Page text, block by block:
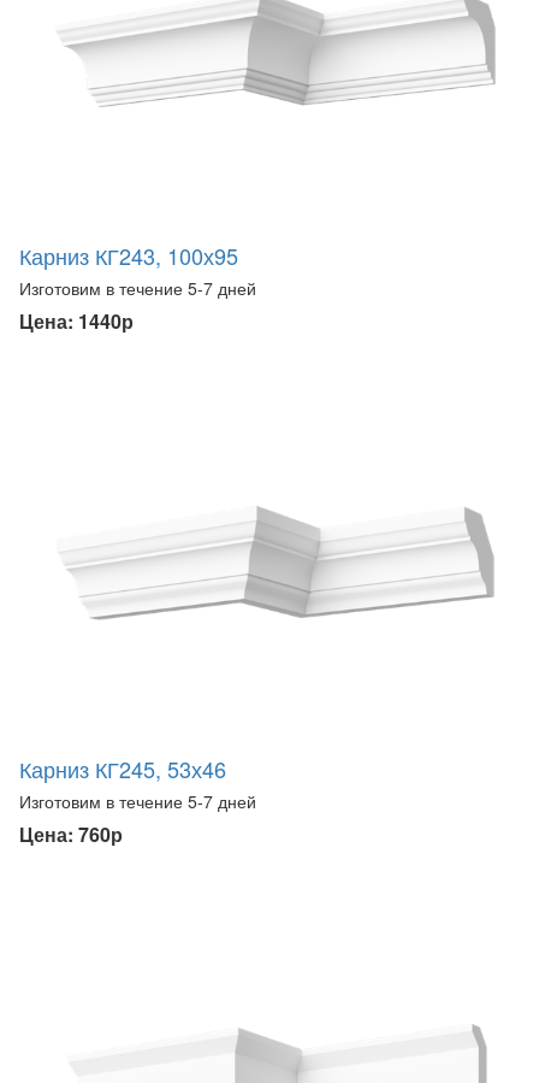
Карниз КГ243, 100х95
Изготовим в течение 5-7 дней
Цена: 1440р
Карниз КГ245, 53х46
Изготовим в течение 5-7 дней
Цена: 760р